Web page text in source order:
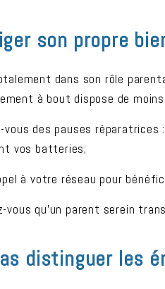
son propre
dans son rôle
à bout dispose de
vous des pauses
vos batteries;
à votre réseau pour
vous qu’un parent serein
distinguer les